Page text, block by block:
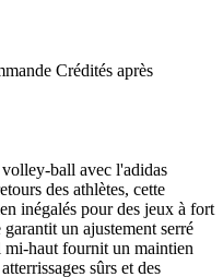
Crédités après
ball avec l'adidas
des athlètes, cette
inégalés pour des jeux à fort
un ajustement serré
mi-haut fournit un maintien
sûrs et des